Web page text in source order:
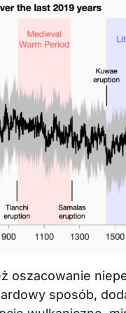
oszacowanie
sposób,